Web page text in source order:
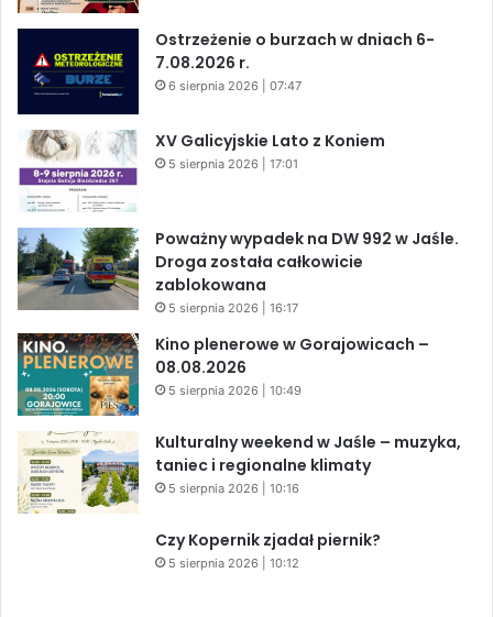
Ostrzeżenie o burzach w dniach 6-
7.08.2026 r.
6 sierpnia 2026 | 07:47
XV Galicyjskie Lato z Koniem
5 sierpnia 2026 | 17:01
Poważny wypadek na DW 992 w Jaśle.
Droga została całkowicie
zablokowana
5 sierpnia 2026 | 16:17
Kino plenerowe w Gorajowicach –
08.08.2026
5 sierpnia 2026 | 10:49
Kulturalny weekend w Jaśle – muzyka,
taniec i regionalne klimaty
5 sierpnia 2026 | 10:16
Czy Kopernik zjadał piernik?
5 sierpnia 2026 | 10:12